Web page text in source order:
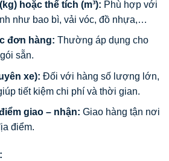
hoặc thể tích (m³): Phù hợp với
như bao bì, vải vóc, đồ nhựa,…
đơn hàng: Thường áp dụng cho
sẵn.
xe): Đối với hàng số lượng lớn,
tiết kiệm chi phí và thời gian.
giao – nhận: Giao hàng tận nơi
điểm.